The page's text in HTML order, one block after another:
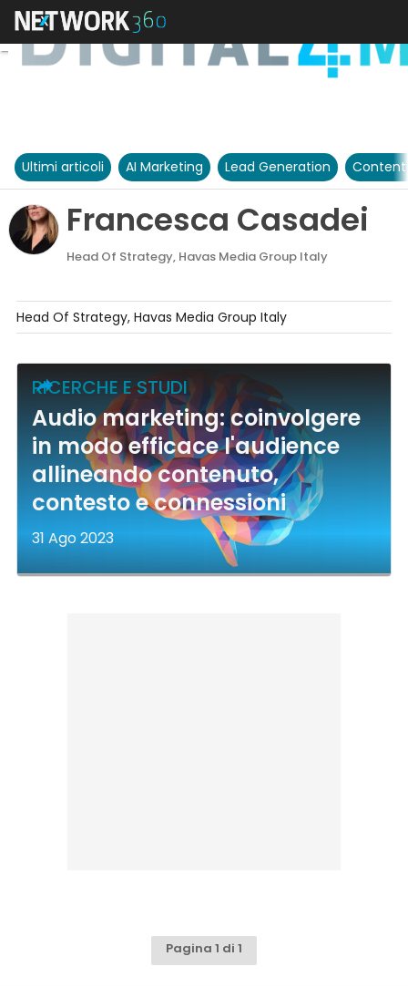
Ultimi articoli AI Marketing Lead Generation
Francesca Casadei
Head Of Strategy, Havas Media Group Italy
Head Of Strategy, Havas Media Group Italy
RICERCHE E STUDI
Audio marketing: coinvolgere
in modo efficace l'audience
allineando contenuto,
contesto e connessioni
31 Ago 2023
Pagina 1 di 1